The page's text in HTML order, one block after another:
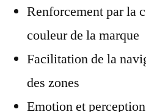
Renforcement par la
couleur de la marque
Facilitation de la
des zones
Emotion et